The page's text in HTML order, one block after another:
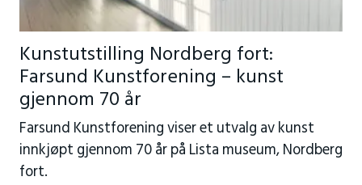
Kunstutstilling Nordberg fort:
Farsund Kunstforening – kunst
gjennom 70 år
Farsund Kunstforening viser et utvalg av kunst
innkjøpt gjennom 70 år på Lista museum, Nordberg
fort.